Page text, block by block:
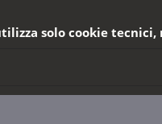
solo cookie